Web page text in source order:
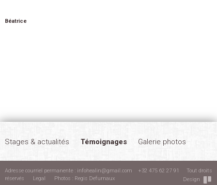
Béatrice
Stages & actualités Témoignages Galerie photos
Liens Contact
Adresse courriel permanente : infohealin@gmail.com +32 475 62 27 91 Tout droits
réservés Legal Design
Photos : Regis Defurnaux